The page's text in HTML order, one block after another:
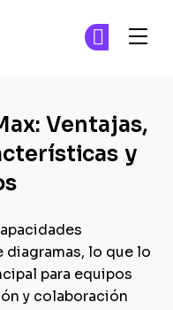
Ventajas,
y
diagramas, lo que lo
para equipos
y colaboración